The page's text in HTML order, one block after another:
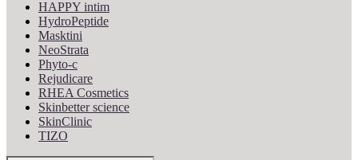
HAPPY intim
HydroPeptide
Masktini
NeoStrata
Phyto-c
Rejudicare
RHEA Cosmetics
Skinbetter science
SkinСlinic
TIZO